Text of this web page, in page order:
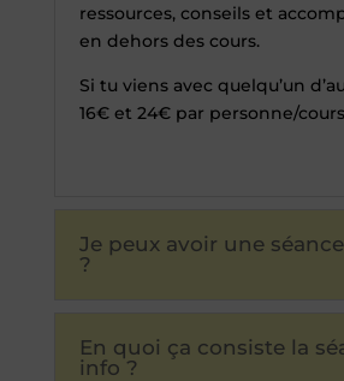
ressources, conseils et
en dehors des cours.
Si tu viens avec quelqu’un
16€ et 24€ par personne/
Je peux avoir une
?
En quoi ça consiste la
info ?